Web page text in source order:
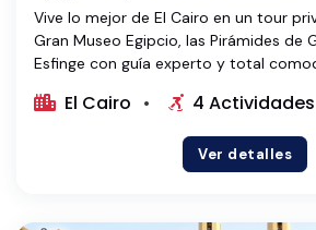
Vive lo mejor de El Cairo en un tour
Gran Museo Egipcio, las Pirámides de
Esfinge con guía experto y total
El Cairo 4 Actividades
Ver detalles